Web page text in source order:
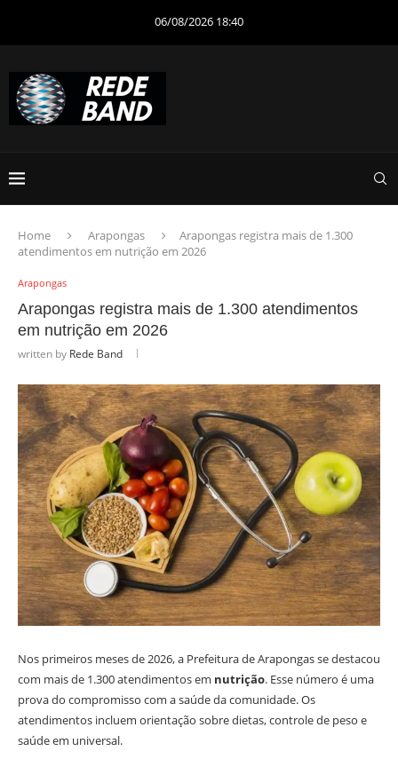
06/08/2026 18:40
Home Arapongas
Arapongas registra mais de 1.300
atendimentos em nutrição em 2026
Arapongas
Arapongas registra mais de 1.300 atendimentos
em nutrição em 2026
written by Rede Band
Nos primeiros meses de 2026, a Prefeitura de Arapongas se destacou
com mais de 1.300 atendimentos em nutrição. Esse número é uma
prova do compromisso com a saúde da comunidade. Os
atendimentos incluem orientação sobre dietas, controle de peso e
saúde em universal.